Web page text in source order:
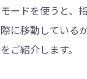
モードを使うと、
際に移動している
をご紹介します。